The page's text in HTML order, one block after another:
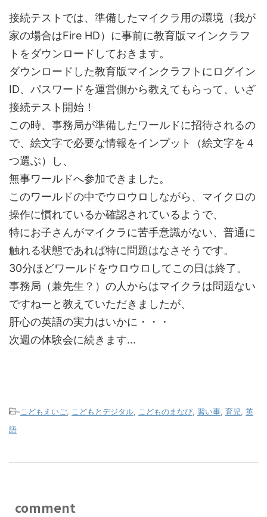
接続テストでは、準備したマイクラ用の環境（我が
家の場合はFire HD）に事前に教育版マインクラフ
トをダウンロードしておきます。
ダウンロードした教育版マインクラフトにログイン
ID、パスワードを運営側から教えてもらって、いざ
接続テスト開始！
この時、事務局が準備したワールドに招待されるの
で、絵文字で必要な情報をインプット（絵文字を４
つ選ぶ）し、
無事ワールドへ参加できました。
このワールドの中でウロウロしながら、マイクロの
操作に慣れているか確認されているようで、
特にお子さんがマイクラに苦手意識がない、普通に
触れる状態であれば特に問題はなさそうです。
30分ほどワールドをウロウロしてこの日は終了。
事務局（兼先生？）の人からはマイクラは問題ない
ですねーと教えていただきましたが、
肝心の英語の実力はいかに・・・
次週の体験会に続きます...
- こどもえいご こどもとデジタル こどものまなび 習い事 育児
英
語
comment